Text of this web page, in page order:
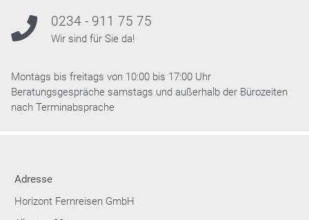
0234 - 911 75 75
Wir sind für Sie da!
Montags bis freitags von 10:00 bis 17:00 Uhr
Beratungsgespräche samstags und außerhalb der Bürozeiten
nach Terminabsprache
Adresse
Horizont Fernreisen GmbH